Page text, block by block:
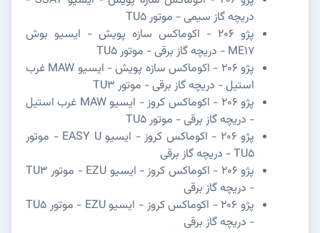
دریچه گاز سیمی - موتور TU5
پژو 206 - اکوماکس سازه پویش - ایسیو بوش
ME17 - دریچه گاز برقی - موتور TU5
پژو 206 - اکوماکس سازه پویش - ایسیو MAW غرب
استیل - دریچه گاز برقی - موتور TU3
پژو 206 - اکوماکس کروز - ایسیو MAW غرب استیل
- دریچه گاز برقی - موتور TU5
پژو 206 - اکوماکس کروز - ایسیو EASY U - موتور
TU5 - دریچه گاز برقی
پژو 206 - اکوماکس کروز - ایسیو EZU - موتور TU3
- دریچه گاز برقی
پژو 206 - اکوماکس کروز - ایسیو EZU - موتور TU5
- دریچه گاز برقی